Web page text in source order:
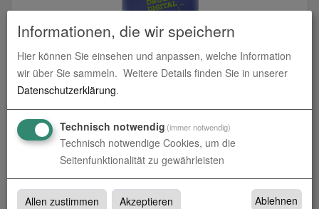
3D-Gel-Aufkleber
zum Artikel
3D Gel Aufkleber
Informationen, die wir speichern
Hier können Sie einsehen und anpassen, welche Information
wir über Sie sammeln. Weitere Details finden Sie in unserer
Datenschutzerklärung.
Technisch notwendig (immer notwendig)
Technisch notwendige Cookies, um die
Seitenfunktionalität zu gewährleisten
Allen zustimmen Akzeptieren Ablehnen